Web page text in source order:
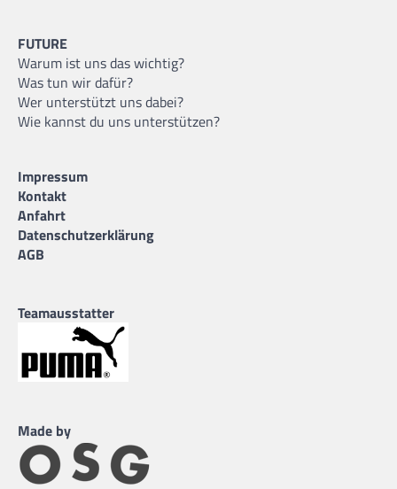
FUTURE
Warum ist uns das wichtig?
Was tun wir dafür?
Wer unterstützt uns dabei?
Wie kannst du uns unterstützen?
Impressum
Kontakt
Anfahrt
Datenschutzerklärung
AGB
Teamausstatter
Made by